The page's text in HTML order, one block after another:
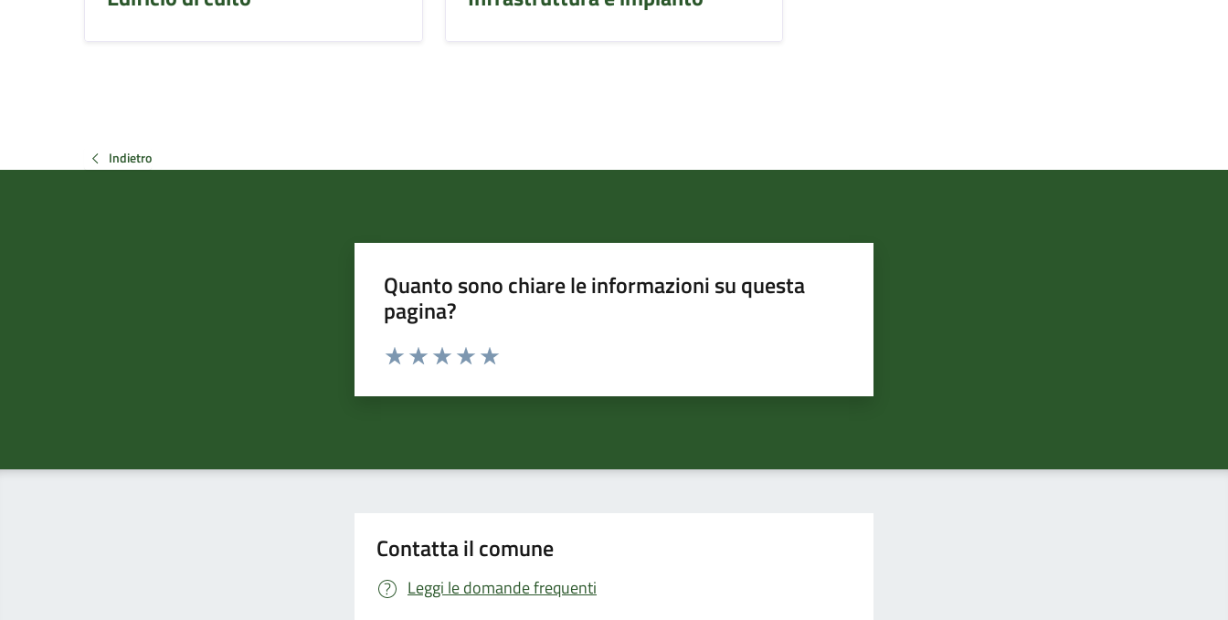
Indietro
Quanto sono chiare le informazioni su questa
pagina?
Valuta da 1 a 5 stelle la pagina
Contatta il comune
Leggi le domande frequenti